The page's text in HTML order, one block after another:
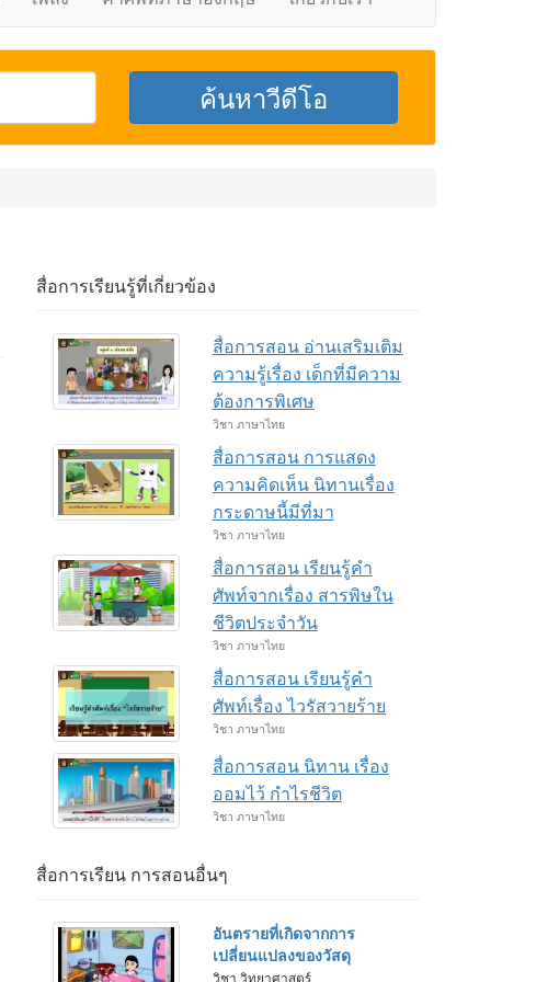
สื่อการเรียนรู้ที่เกี่ยวข้อง
สื่อการสอน อ่านเสริมเติม
ความรู้เรื่อง เด็กที่มีความ
ต้องการพิเศษ
วิชา ภาษาไทย
สื่อการสอน การแสดง
ความคิดเห็น นิทานเรื่อง
กระดาษนี้มีที่มา
วิชา ภาษาไทย
สื่อการสอน เรียนรู้คำ
ศัพท์จากเรื่อง สารพิษใน
ชีวิตประจำวัน
วิชา ภาษาไทย
สื่อการสอน เรียนรู้คำ
ศัพท์เรื่อง ไวรัสวายร้าย
วิชา ภาษาไทย
สื่อการสอน นิทาน เรื่อง
ออมไว้ กำไรชีวิต
วิชา ภาษาไทย
สื่อการเรียน การสอนอื่นๆ
อันตรายที่เกิดจากการ
เปลี่ยนแปลงของวัสดุ
วิชา วิทยาศาสตร์